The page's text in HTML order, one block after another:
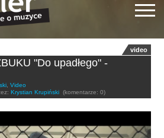
video
"Do upadłego" -
, Video
Krystian Krupiński (komentarze: 0)